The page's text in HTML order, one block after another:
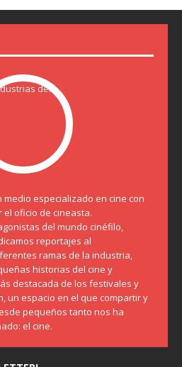
medio especializado en cine con
oficio de cineasta.
del mundo cinéfilo,
reportajes al
ramas de la industria,
historias del cine y
destacada de los festivales y
un espacio en el que compartir y
pequeños tanto nos ha
el cine.